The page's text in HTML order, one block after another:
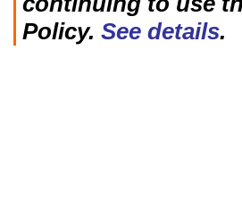
Policy. See details.